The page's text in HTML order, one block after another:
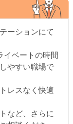
ーションにて
イベートの時間
やすい職場で
レスなく快適
など、さらに